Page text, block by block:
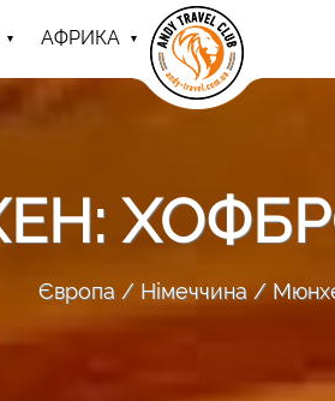
АФРИКА
Європа Німеччина